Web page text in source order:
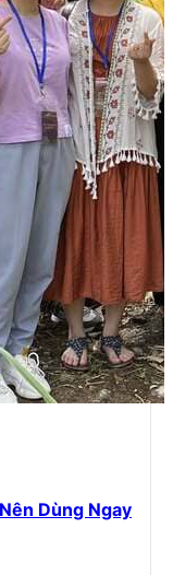
Dùng Ngay